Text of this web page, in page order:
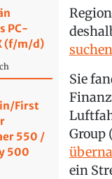
PC-
(f/m/d)
First
550 /
500
suchen
Sie
Group
ein